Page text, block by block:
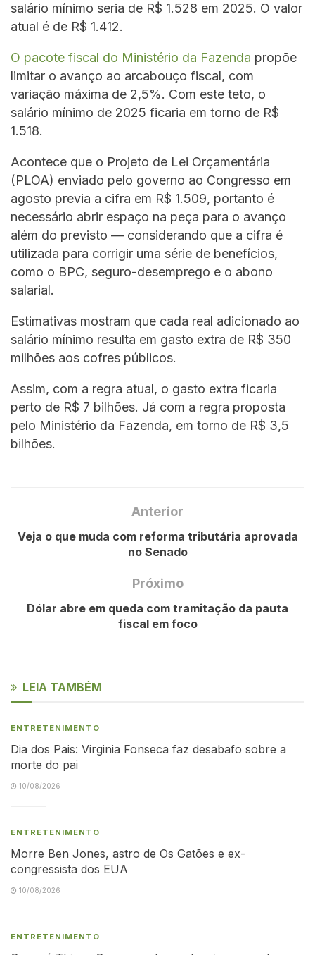
salário mínimo seria de R$ 1.528 em 2025. O valor
atual é de R$ 1.412.
O pacote fiscal do Ministério da Fazenda propõe
limitar o avanço ao arcabouço fiscal, com
variação máxima de 2,5%. Com este teto, o
salário mínimo de 2025 ficaria em torno de R$
1.518.
Acontece que o Projeto de Lei Orçamentária
(PLOA) enviado pelo governo ao Congresso em
agosto previa a cifra em R$ 1.509, portanto é
necessário abrir espaço na peça para o avanço
além do previsto — considerando que a cifra é
utilizada para corrigir uma série de benefícios,
como o BPC, seguro-desemprego e o abono
salarial.
Estimativas mostram que cada real adicionado ao
salário mínimo resulta em gasto extra de R$ 350
milhões aos cofres públicos.
Assim, com a regra atual, o gasto extra ficaria
perto de R$ 7 bilhões. Já com a regra proposta
pelo Ministério da Fazenda, em torno de R$ 3,5
bilhões.
Anterior
Veja o que muda com reforma tributária aprovada
no Senado
Próximo
Dólar abre em queda com tramitação da pauta
fiscal em foco
LEIA TAMBÉM
ENTRETENIMENTO
Dia dos Pais: Virginia Fonseca faz desabafo sobre a
morte do pai
10/08/2026
ENTRETENIMENTO
Morre Ben Jones, astro de Os Gatões e ex-
congressista dos EUA
10/08/2026
ENTRETENIMENTO